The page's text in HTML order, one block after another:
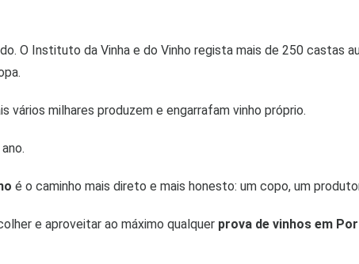
O Instituto da Vinha e do Vinho regista mais de 250 castas
milhares produzem e engarrafam vinho próprio.
é o caminho mais direto e mais honesto: um copo, um
e aproveitar ao máximo qualquer prova de vinhos em